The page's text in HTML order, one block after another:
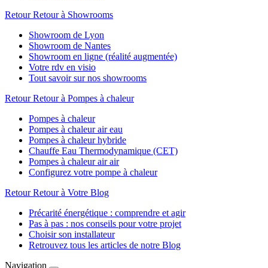
Retour Retour à Showrooms
Showroom de Lyon
Showroom de Nantes
Showroom en ligne (réalité augmentée)
Votre rdv en visio
Tout savoir sur nos showrooms
Retour Retour à Pompes à chaleur
Pompes à chaleur
Pompes à chaleur air eau
Pompes à chaleur hybride
Chauffe Eau Thermodynamique (CET)
Pompes à chaleur air air
Configurez votre pompe à chaleur
Retour Retour à Votre Blog
Précarité énergétique : comprendre et agir
Pas à pas : nos conseils pour votre projet
Choisir son installateur
Retrouvez tous les articles de notre Blog
Navigation